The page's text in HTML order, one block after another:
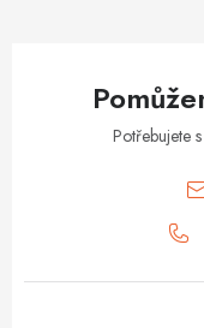
Potřebujete